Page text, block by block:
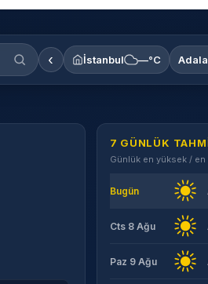
‹ İstanbul —°C
7 GÜNLÜK
Günlük en yüksek /
Bugün
Cts 8 Ağu
Paz 9 Ağu